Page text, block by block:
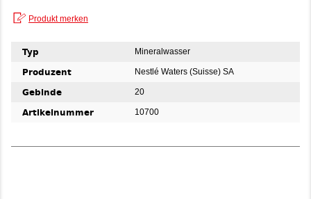
Typ Mineralwasser
Produzent Nestlé Waters (Suisse) SA
Gebinde 20
Artikelnummer 10700